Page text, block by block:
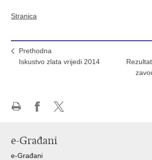
Stranica
Prethodna
Iskustvo zlata vrijedi 2014
Facebooku
X-
e-Građani
e-Građani